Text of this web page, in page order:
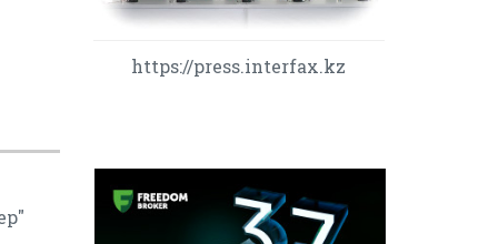
https://press.interfax.kz